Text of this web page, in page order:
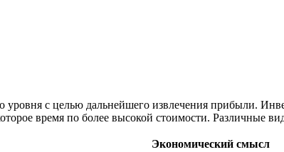
с целью дальнейшего извлечения прибыли.
время по более высокой стоимости. Различные
Экономический смысл